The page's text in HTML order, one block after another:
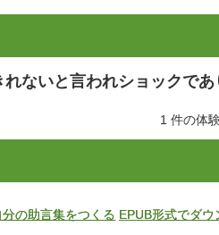
ないと言われショックであ
1 件の体
分の助言集をつくる EPUB形式でダウ